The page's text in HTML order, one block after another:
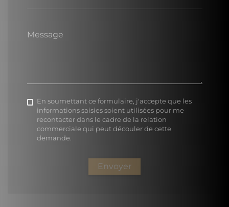
Message
En soumettant ce formulaire, j'accepte que les
informations saisies soient utilisées pour me
recontacter dans le cadre de la relation
commerciale qui peut découler de cette
demande.
Envoyer